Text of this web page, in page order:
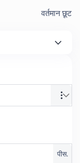
वर्तमान छूट
पीस.